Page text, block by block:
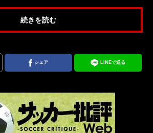
続きを読む
シェア LINEで送る